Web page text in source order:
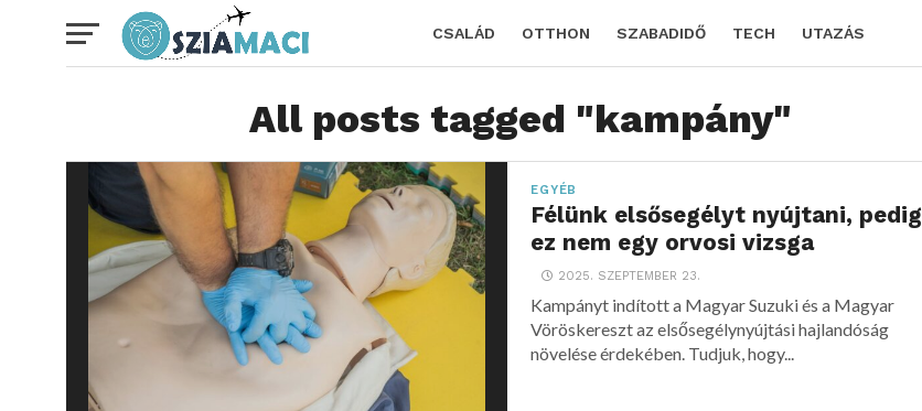
CSALÁD OTTHON SZABADIDŐ TECH UTAZÁS
All posts tagged "kampány"
EGYÉB
Félünk elsősegélyt nyújtani, pedig
ez nem egy orvosi vizsga
2025. SZEPTEMBER 23.
Kampányt indított a Magyar Suzuki és a Magyar
Vöröskereszt az elsősegélynyújtási hajlandóság
növelése érdekében. Tudjuk, hogy...